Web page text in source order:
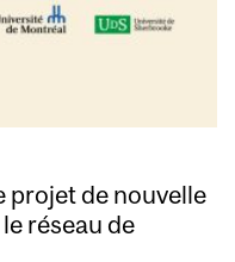
projet de nouvelle
réseau de